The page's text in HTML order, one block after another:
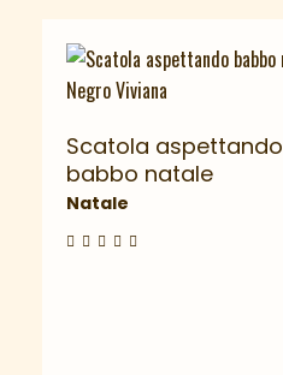
Scatola aspettando
babbo natale
Natale